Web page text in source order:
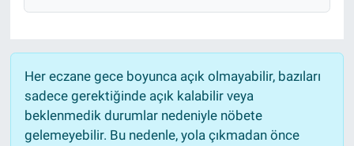
Her eczane gece boyunca açık olmayabilir, bazıları
sadece gerektiğinde açık kalabilir veya
beklenmedik durumlar nedeniyle nöbete
gelemeyebilir. Bu nedenle, yola çıkmadan önce
Genel
Çevre
Yerel
Magazin